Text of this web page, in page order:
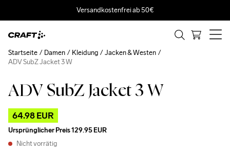
Versandkostenfrei ab 50€
ADV SubZ Jacket 3 W
64.98 EUR
Ursprünglicher Preis129.95 EUR
Nicht vorrätig
Startseite Damen Kleidung
Jacken & Westen
ADV SubZ Jacket 3 W
Outlet